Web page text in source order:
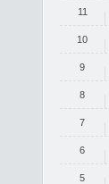
11
10
9
8
7
6
5